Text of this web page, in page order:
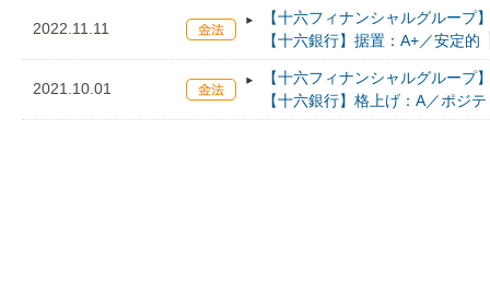
2022.11.11
【十六フィナンシャルグループ
【十六銀行】据置：A+／安定的
2021.10.01
【十六フィナンシャルグループ
【十六銀行】格上げ：A／ポジ